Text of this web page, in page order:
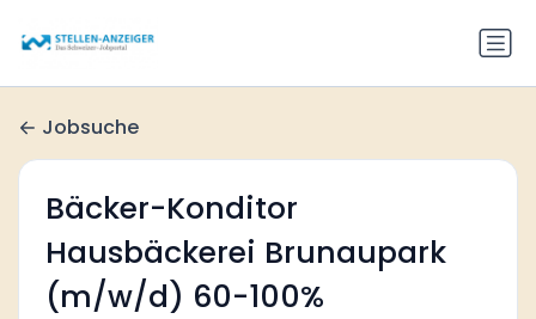
Jobsuche
Bäcker-Konditor
Hausbäckerei Brunaupark
(m/w/d) 60-100%